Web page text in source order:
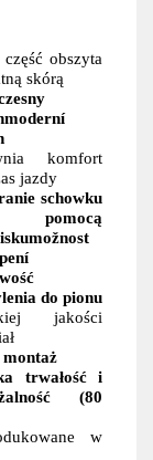
część obszyta
skórą
komfort
jazdy
schowku
do pionu
jakości
montaż
trwałość i
(80
w